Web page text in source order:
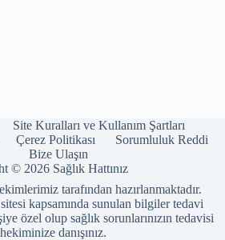
Site Kuralları ve Kullanım Şartları
Çerez Politikası
Sorumluluk Reddi
Bize Ulaşın
© 2026 Sağlık Hattınız
tarafından hazırlanmaktadır.
kapsamında sunulan bilgiler tedavi
özel olup sağlık sorunlarınızın tedavisi
danışınız.